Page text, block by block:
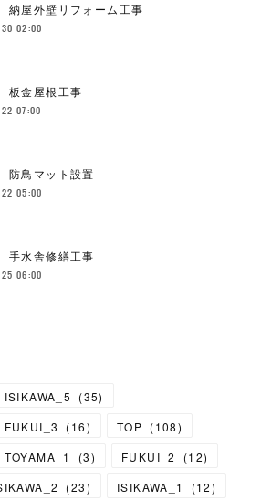
屋外壁リフォーム工事
02:00
金屋根工事
07:00
鳥マット設置
05:00
水舎修繕工事
06:00
ISIKAWA_5 (35)
FUKUI_3 (16) TOP (108)
TOYAMA_1 (3) FUKUI_2 (12)
(23) ISIKAWA_1 (12)